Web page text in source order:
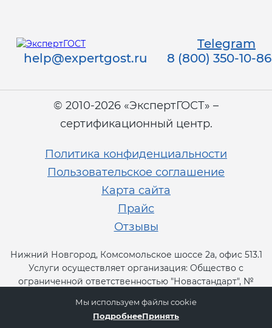
Telegram
help@expertgost.ru
8 (800) 350-10-86
© 2010-2026 «ЭкспертГОСТ» –
сертификационный центр.
Политика конфиденциальности
Пользовательское соглашение
Карта сайта
Прайс
Отзывы
Нижний Новгород, Комсомольское шоссе 2а, офис 513.1
Услуги осуществляет организация: Общество с
ограниченной ответственностью "Новастандарт", №
Мы используем файлы cookie
ПодробнееПринять